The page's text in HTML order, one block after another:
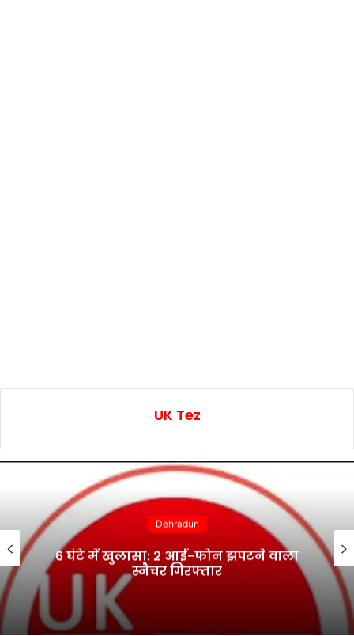
UK Tez
Dehradun
6 घंटे में खुलासा: 2 आई-फोन झपटने वाला
स्नैचर गिरफ्तार